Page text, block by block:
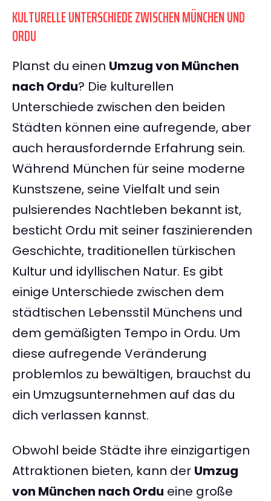
KULTURELLE UNTERSCHIEDE ZWISCHEN MÜNCHEN UND
ORDU
Planst du einen Umzug von München
nach Ordu? Die kulturellen
Unterschiede zwischen den beiden
Städten können eine aufregende, aber
auch herausfordernde Erfahrung sein.
Während München für seine moderne
Kunstszene, seine Vielfalt und sein
pulsierendes Nachtleben bekannt ist,
besticht Ordu mit seiner faszinierenden
Geschichte, traditionellen türkischen
Kultur und idyllischen Natur. Es gibt
einige Unterschiede zwischen dem
städtischen Lebensstil Münchens und
dem gemäßigten Tempo in Ordu. Um
diese aufregende Veränderung
problemlos zu bewältigen, brauchst du
ein Umzugsunternehmen auf das du
dich verlassen kannst.
Obwohl beide Städte ihre einzigartigen
Attraktionen bieten, kann der Umzug
von München nach Ordu eine große